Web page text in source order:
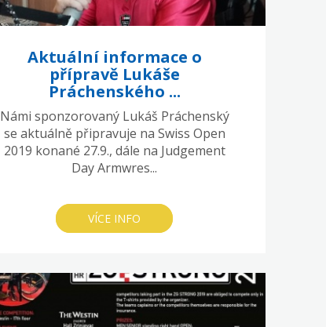
Aktuální informace o
přípravě Lukáše
Práchenského ...
Námi sponzorovaný Lukáš Práchenský
se aktuálně připravuje na Swiss Open
2019 konané 27.9., dále na Judgement
Day Armwres...
VÍCE INFO